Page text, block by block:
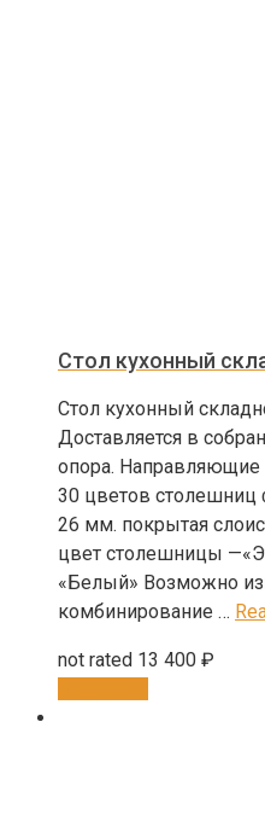
Стол кухонный
Стол кухонный
Доставляется в
опора.
30 цветов
26 мм. покрытая
цвет столешницы
«Белый» Возможно
комбинирование …
not rated 13 400 ₽